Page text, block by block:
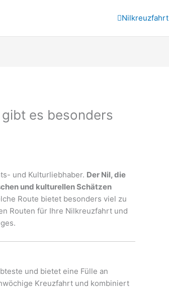
Nilkreuzfahrt
es besonders
und Kulturliebhaber. Der Nil, die
und kulturellen Schätzen
Route bietet besonders viel zu
Routen für Ihre Nilkreuzfahrt und
und bietet eine Fülle an
Kreuzfahrt und kombiniert